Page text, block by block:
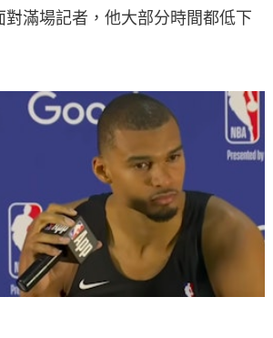
滿場記者，他大部分時間都低下